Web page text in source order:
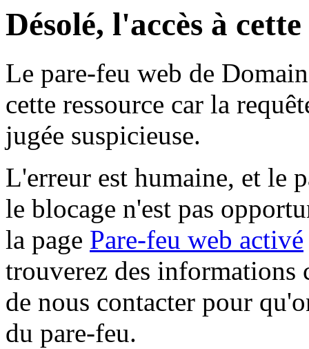
Désolé, l'accès à
Le pare-feu web de
cette ressource car la
jugée suspicieuse.
L'erreur est humaine, et le
le blocage n'est pas
la page Pare-feu web activé
trouverez des informations
de nous contacter pour
du pare-feu.